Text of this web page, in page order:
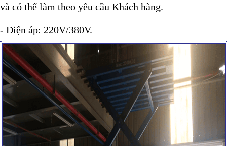
và có thể làm theo yêu cầu Khách hàng.
- Điện áp: 220V/380V.